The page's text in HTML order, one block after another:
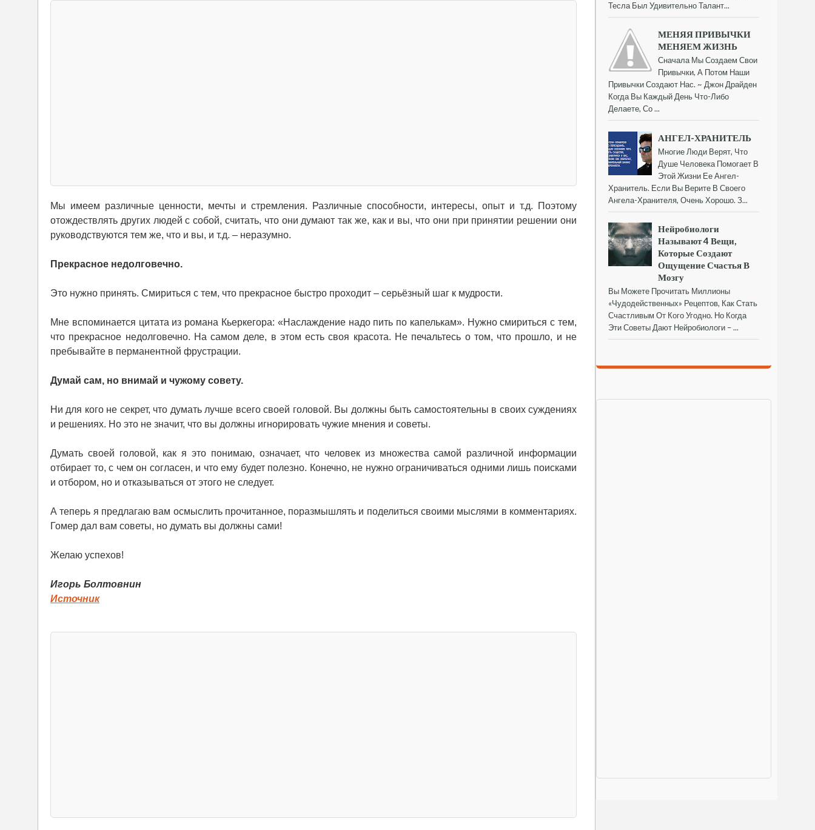
Мы имеем различные ценности, мечты и стремления. Различные способности, интересы, опыт и т.д. Поэтому
отождествлять других людей с собой, считать, что они думают так же, как и вы, что они при принятии решении они
руководствуются тем же, что и вы, и т.д. – неразумно.
Прекрасное недолговечно.
Это нужно принять. Смириться с тем, что прекрасное быстро проходит – серьёзный шаг к мудрости.
Мне вспоминается цитата из романа Кьеркегора: «Наслаждение надо пить по капелькам». Нужно смириться с тем,
что прекрасное недолговечно. На самом деле, в этом есть своя красота. Не печальтесь о том, что прошло, и не
пребывайте в перманентной фрустрации.
Думай сам, но внимай и чужому совету.
Ни для кого не секрет, что думать лучше всего своей головой. Вы должны быть самостоятельны в своих суждениях
и решениях. Но это не значит, что вы должны игнорировать чужие мнения и советы.
Думать своей головой, как я это понимаю, означает, что человек из множества самой различной информации
отбирает то, с чем он согласен, и что ему будет полезно. Конечно, не нужно ограничиваться одними лишь поисками
и отбором, но и отказываться от этого не следует.
А теперь я предлагаю вам осмыслить прочитанное, поразмышлять и поделиться своими мыслями в комментариях.
Гомер дал вам советы, но думать вы должны сами!
Желаю успехов!
Игорь Болтовнин
Источник
Тесла Был Удивительно Талант...
МЕНЯЯ ПРИВЫЧКИ
МЕНЯЕМ ЖИЗНЬ
Сначала Мы Создаем Свои
Привычки, А Потом Наши
Привычки Создают Нас. ~ Джон Драйден
Когда Вы Каждый День Что-Либо
Делаете, Со ...
АНГЕЛ-ХРАНИТЕЛЬ
Многие Люди Верят, Что
Душе Человека Помогает В
Этой Жизни Ее Ангел-
Хранитель. Если Вы Верите В Своего
Ангела-Хранителя, Очень Хорошо. З...
Нейробиологи
Называют 4 Вещи,
Которые Создают
Ощущение Счастья В
Мозгу
Вы Можете Прочитать Миллионы
«чудодейственных» Рецептов, Как Стать
Счастливым От Кого Угодно. Но Когда
Эти Советы Дают Нейробиологи – ...